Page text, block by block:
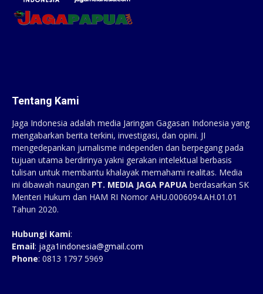
Tentang Kami
Jaga Indonesia adalah media Jaringan Gagasan Indonesia yang
mengabarkan berita terkini, investigasi, dan opini. JI
mengedepankan jurnalisme independen dan berpegang pada
tujuan utama berdirinya yakni gerakan intelektual berbasis
tulisan untuk membantu khalayak memahami realitas. Media
ini dibawah naungan PT. MEDIA JAGA PAPUA berdasarkan SK
Menteri Hukum dan HAM RI Nomor AHU.0006094.AH.01.01
Tahun 2020.
Hubungi Kami:
Email: jaga1indonesia@gmail.com
Phone: 0813 1797 5969